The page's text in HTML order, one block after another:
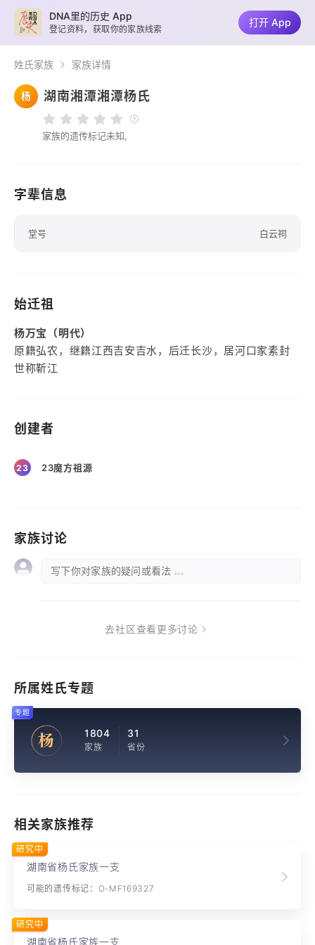
姓氏家族 家族详情
杨 湖南湘潭湘潭杨氏
家族的遗传标记未知,
字辈信息
堂号 白云祠
始迁祖
杨万宝（明代）
原籍弘农，继籍江西吉安吉水，后迁长沙，居河口家素封
世称靳江
创建者
23 23魔方祖源
家族讨论
写下你对家族的疑问或看法 ...
去社区查看更多讨论
所属姓氏专题
杨 1804
家族
31
省份
专题
相关家族推荐
湖南省杨氏家族一支
可能的遗传标记：O-MF169327
研究中
湖南省杨氏家族一支
研究中
DNA里的历史 App
登记资料，获取你的家族线索
打开 App